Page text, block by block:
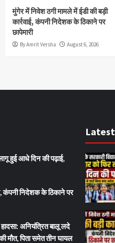
मुंगेर में निवेश ठगी मामले में ईडी की बड़ी
कार्रवाई, कंपनी निदेशक के ठिकाने पर
छापेमारी
By Amrit Versha August 6, 2026
हुई आधे दिन की पढ़ाई,
कंपनी निदेशक के ठिकाने पर
अनियंत्रित बालू लदे
मौत, पिता समेत तीन घायल
Latest